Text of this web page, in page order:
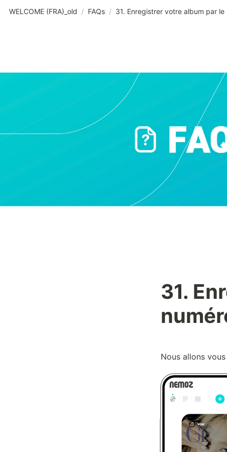
WELCOME (FRA)_old / FAQs /
31.
Nous allons